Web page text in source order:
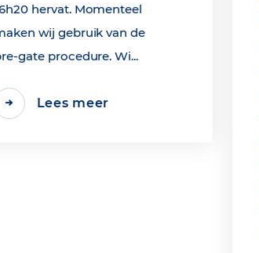
hervat. Momenteel
wij gebruik van de
gate procedure. Wi...
Lees meer